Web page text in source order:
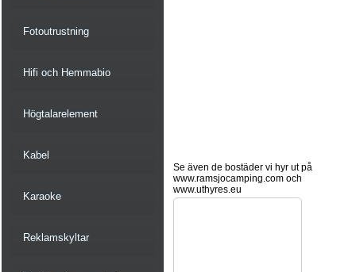
Fotoutrustning
Hifi och Hemmabio
Högtalarelement
Kabel
Karaoke
Reklamskyltar
Se även de bostäder vi hyr ut på
www.ramsjocamping.com och
www.uthyres.eu